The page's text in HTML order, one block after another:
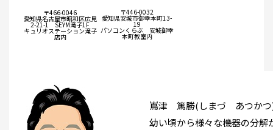
〒466-0046
愛知県名古屋市昭和区広見
2-21-1 SEYM滝子1F
キュリオステーション滝子
店内
〒446-0032
愛知県安城市御幸本町13-
19
パソコンくらぶ 安城御幸
本町教室内
嶌津 篤勝(しまづ あつか
幼い頃から様々な機器の分解